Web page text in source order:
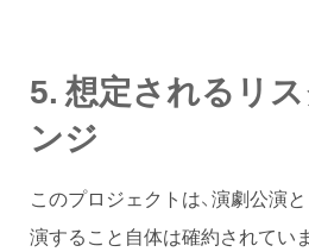
5.想定されるリ
ンジ
このプロジェクトは、演劇公演
演すること自体は確約されてい